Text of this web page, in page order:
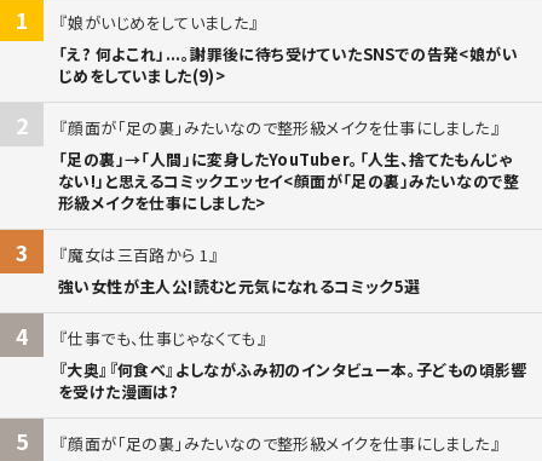
1
娘がいじめをしていました
「え? 何よこれ」...。謝罪後に待ち受けていたSNSでの告発<娘がい
じめをしていました(9)>
2
顔面が「足の裏」みたいなので整形級メイクを仕事にしました
「足の裏」→「人間」に変身したYouTuber。「人生、捨てたもんじゃ
ない!」と思えるコミックエッセイ<顔面が「足の裏」みたいなので整
形級メイクを仕事にしました>
3
魔女は三百路から 1
強い女性が主人公!読むと元気になれるコミック5選
4
仕事でも、仕事じゃなくても
『大奥』『何食べ』よしながふみ初のインタビュー本。子どもの頃影響
を受けた漫画は?
5
顔面が「足の裏」みたいなので整形級メイクを仕事にしました